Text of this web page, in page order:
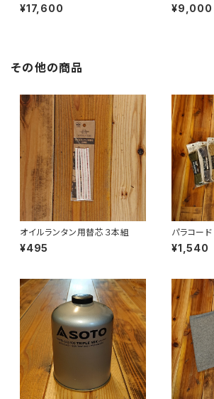
¥17,600 ¥9,000
その他の商品
オイルランタン用替芯３本組
¥495
パラコード
¥1,540